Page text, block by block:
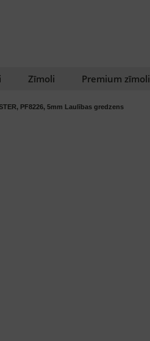
Zīmoli Premium zīmoli
PF8226, 5mm Laulības gredzens